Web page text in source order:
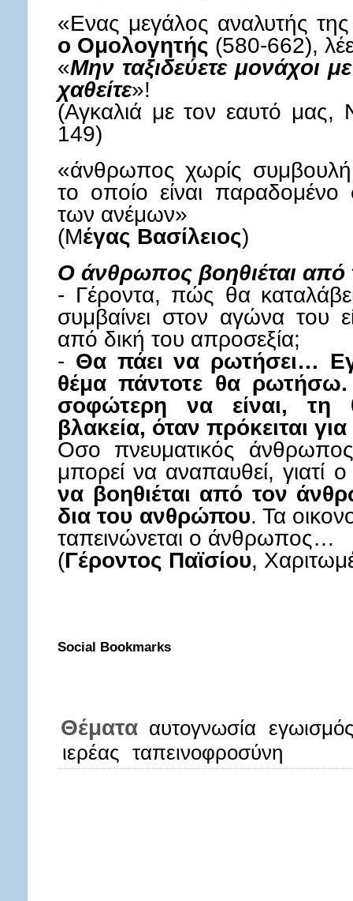
«Ενας μεγάλος αναλυτής
ο Ομολογητής (580-662),
«Μην ταξιδεύετε
χαθείτε»!
(Αγκαλιά με τον εαυτό μας,
149)
«άνθρωπος χωρίς
το οποίο είναι παραδομένο
των ανέμων»
(Μέγας Βασίλειος)
Ο άνθρωπος βοηθιέται
- Γέροντα, πώς θα
συμβαίνει στον αγώνα του
από δική του απροσεξία;
- Θα πάει να ρωτήσει…
θέμα πάντοτε θα
σοφώτερη να είναι, τη
βλακεία, όταν πρόκειται
Οσο πνευματικός
μπορεί να αναπαυθεί, γιατί ο
να βοηθιέται από τον
δια του ανθρώπου. Τα
ταπεινώνεται ο άνθρωπος…
(Γέροντος Παϊσίου,
Social Bookmarks
Θέματα αυτογνωσία
ιερέας ταπεινοφροσύνη